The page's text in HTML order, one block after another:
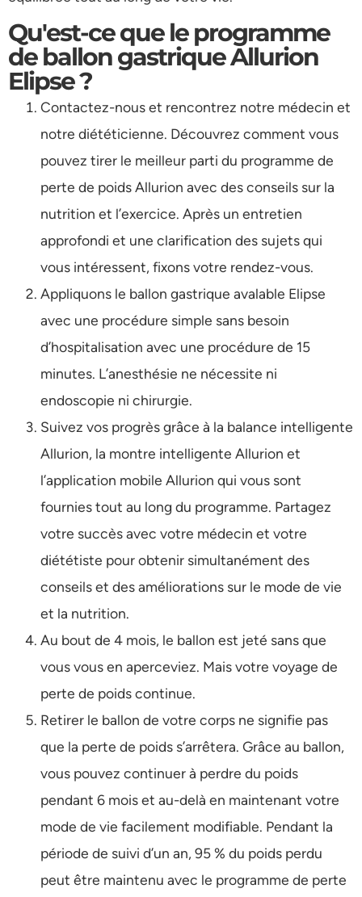
Qu'est-ce que le programme
de ballon gastrique Allurion
Elipse ?
Contactez-nous et rencontrez notre médecin et
notre diététicienne. Découvrez comment vous
pouvez tirer le meilleur parti du programme de
perte de poids Allurion avec des conseils sur la
nutrition et l’exercice. Après un entretien
approfondi et une clarification des sujets qui
vous intéressent, fixons votre rendez-vous.
Appliquons le ballon gastrique avalable Elipse
avec une procédure simple sans besoin
d’hospitalisation avec une procédure de 15
minutes. L’anesthésie ne nécessite ni
endoscopie ni chirurgie.
Suivez vos progrès grâce à la balance intelligente
Allurion, la montre intelligente Allurion et
l’application mobile Allurion qui vous sont
fournies tout au long du programme. Partagez
votre succès avec votre médecin et votre
diététiste pour obtenir simultanément des
conseils et des améliorations sur le mode de vie
et la nutrition.
Au bout de 4 mois, le ballon est jeté sans que
vous vous en aperceviez. Mais votre voyage de
perte de poids continue.
Retirer le ballon de votre corps ne signifie pas
que la perte de poids s’arrêtera. Grâce au ballon,
vous pouvez continuer à perdre du poids
pendant 6 mois et au-delà en maintenant votre
mode de vie facilement modifiable. Pendant la
période de suivi d’un an, 95 % du poids perdu
peut être maintenu avec le programme de perte